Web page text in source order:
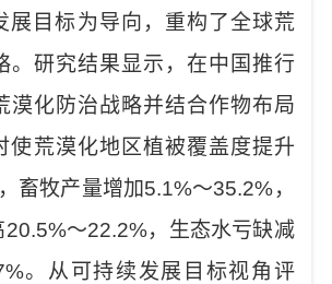
展目标为导向，重构了全球荒
。研究结果显示，在中国推行
漠化防治战略并结合作物布局
使荒漠化地区植被覆盖度提升
畜牧产量增加5.1%～35.2%，
20.5%～22.2%，生态水亏缺减
。从可持续发展目标视角评